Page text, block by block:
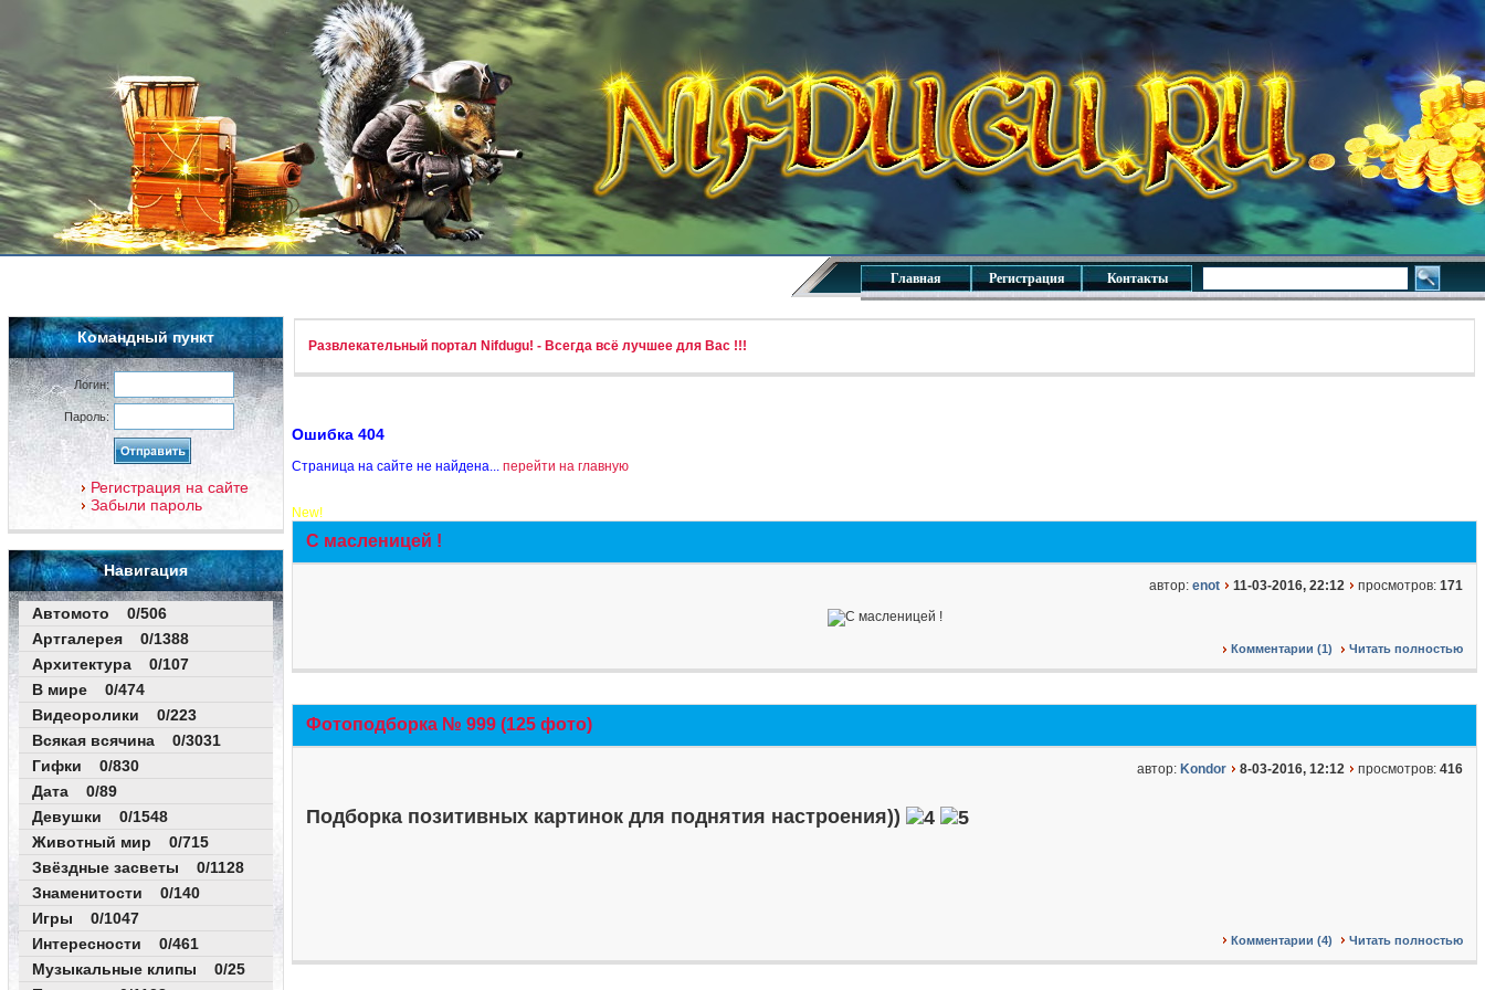
Главная Регистрация Контакты
Командный пункт
Логин:
Пароль:
Регистрация на сайте
Забыли пароль
Навигация
Автомото 0/506
Артгалерея 0/1388
Архитектура 0/107
В мире 0/474
Видеоролики 0/223
Всякая всячина 0/3031
Гифки 0/830
Дата 0/89
Девушки 0/1548
Животный мир 0/715
Звёздные засветы 0/1128
Знаменитости 0/140
Игры 0/1047
Интересности 0/461
Музыкальные клипы 0/25
Развлекательный портал Nifdugu! - Всегда всё лучшее для Вас !!!
Ошибка 404
Страница на сайте не найдена... перейти на главную
New!
С масленицей !
автор: enot 11-03-2016, 22:12 просмотров: 171
Комментарии (1) Читать полностью
Фотоподборка № 999 (125 фото)
автор: Kondor 8-03-2016, 12:12 просмотров: 416
Подборка позитивных картинок для поднятия настроения))
Комментарии (4) Читать полностью